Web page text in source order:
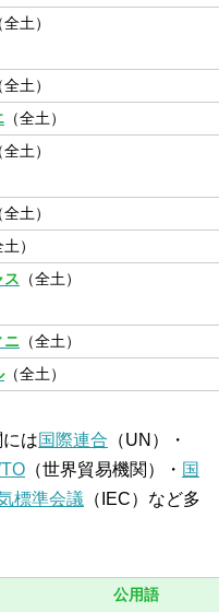
全土）
全土）
（全土）
全土）
全土）
土）
ス （全土）
ニ （全土）
（全土）
は国際連合 （UN）・
（世界貿易機関）・ 国
標準会議 （IEC）など多
公用語